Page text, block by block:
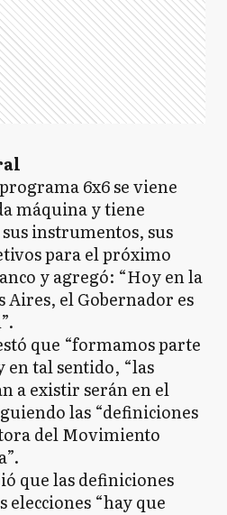
6x6 se viene
máquina y tiene
instrumentos, sus
para el próximo
y agregó: “Hoy en la
Aires, el Gobernador es
que “formamos parte
tal sentido, “las
a existir serán en el
las “definiciones
del Movimiento
que las definiciones
elecciones “hay que